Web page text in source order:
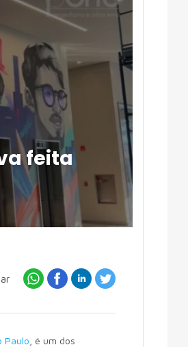
feita
Paulo , é um dos